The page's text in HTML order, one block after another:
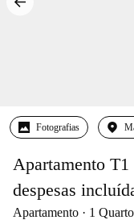
Fotografias
Apartamento
despesas
Apartamento 1